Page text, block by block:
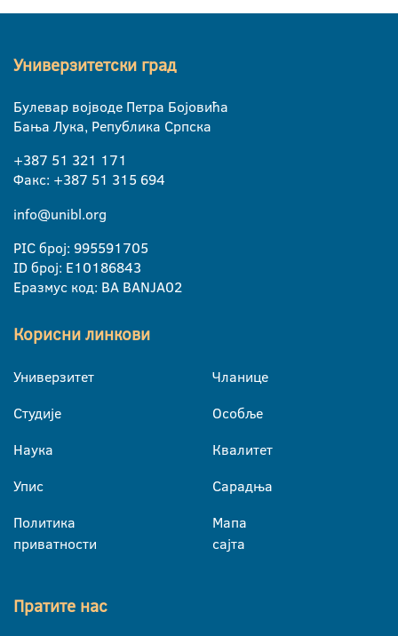
Универзитетски град
Булевар војводе Петра Бојовића
Бања Лука, Република Српска
+387 51 321 171
Факс: +387 51 315 694
info@unibl.org
PIC број: 995591705
ID број: E10186843
Еразмус код: BA BANJA02
Корисни линкови
Универзитет
Студије
Наука
Упис
Политика
приватности
Чланице
Особље
Квалитет
Сарадња
Мапа
сајта
Пратите нас